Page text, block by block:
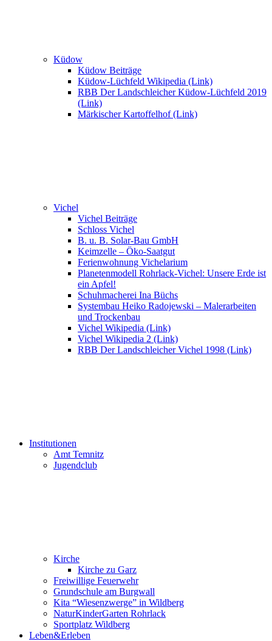
Küdow
Küdow Beiträge
Küdow-Lüchfeld Wikipedia (Link)
RBB Der Landschleicher Küdow-Lüchfeld 2019
(Link)
Märkischer Kartoffelhof (Link)
Vichel
Vichel Beiträge
Schloss Vichel
B. u. B. Solar-Bau GmbH
Keimzelle – Öko-Saatgut
Ferienwohnung Vichelarium
Planetenmodell Rohrlack-Vichel: Unsere Erde ist
ein Apfel!
Schuhmacherei Ina Büchs
Systembau Heiko Radojewski – Malerarbeiten
und Trockenbau
Vichel Wikipedia (Link)
Vichel Wikipedia 2 (Link)
RBB Der Landschleicher Vichel 1998 (Link)
Institutionen
Amt Temnitz
Jugendclub
Kirche
Kirche zu Garz
Freiwillige Feuerwehr
Grundschule am Burgwall
Kita “Wiesenzwerge” in Wildberg
NaturKinderGarten Rohrlack
Sportplatz Wildberg
Leben&Erleben